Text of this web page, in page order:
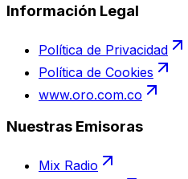
Información Legal
Política de Privacidad
Política de Cookies
www.oro.com.co
Nuestras Emisoras
Mix Radio